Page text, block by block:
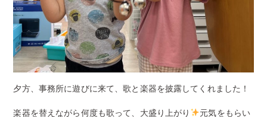
夕方、事務所に遊びに来て、歌と楽器を披露してくれました！
楽器を替えながら何度も歌って、大盛り上がり
元気をもらい